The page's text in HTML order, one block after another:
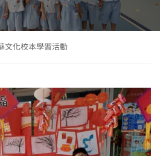
文化校本學習活動